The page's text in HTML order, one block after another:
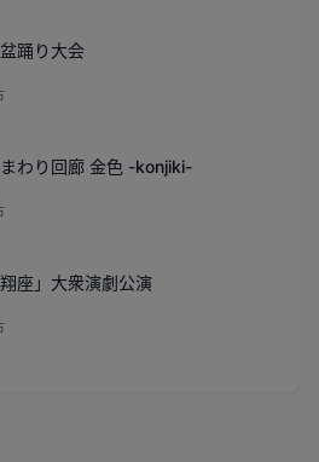
踊り大会
わり回廊 金色 -konjiki-
翔座」大衆演劇公演